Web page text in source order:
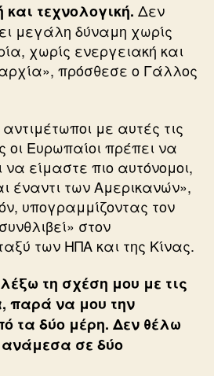
και τεχνολογική. Δεν
μεγάλη δύναμη χωρίς
χωρίς ενεργειακή και
πρόσθεσε ο Γάλλος
με αυτές τις
οι Ευρωπαίοι πρέπει να
είμαστε πιο αυτόνομοι,
έναντι των Αμερικανών»,
υπογραμμίζοντας τον
στον
των ΗΠΑ και της Κίνας.
τη σχέση μου με τις
παρά να μου την
τα δύο μέρη. Δεν θέλω
σε δύο